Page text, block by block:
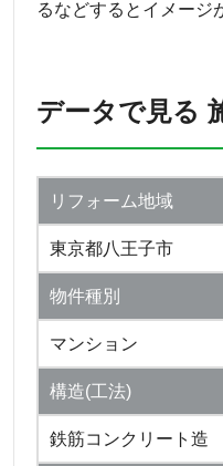
るなどするとイメージ
データで見る
リフォーム地域
東京都八王子市
物件種別
マンション
構造(工法)
鉄筋コンクリート造